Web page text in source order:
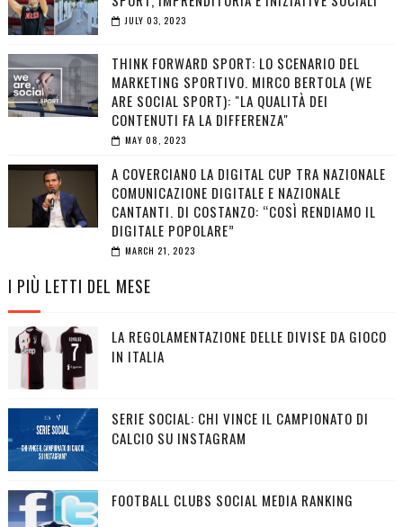
JULY 03, 2023
THINK FORWARD SPORT: LO SCENARIO DEL
MARKETING SPORTIVO. MIRCO BERTOLA (WE
ARE SOCIAL SPORT): "LA QUALITÀ DEI
CONTENUTI FA LA DIFFERENZA"
MAY 08, 2023
A COVERCIANO LA DIGITAL CUP TRA NAZIONALE
COMUNICAZIONE DIGITALE E NAZIONALE
CANTANTI. DI COSTANZO: “COSÌ RENDIAMO IL
DIGITALE POPOLARE”
MARCH 21, 2023
I PIÙ LETTI DEL MESE
LA REGOLAMENTAZIONE DELLE DIVISE DA GIOCO
IN ITALIA
SERIE SOCIAL: CHI VINCE IL CAMPIONATO DI
CALCIO SU INSTAGRAM
FOOTBALL CLUBS SOCIAL MEDIA RANKING